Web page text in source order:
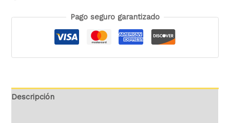
Pago seguro garantizado
Descripción